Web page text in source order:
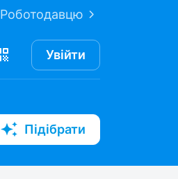
Роботодавцю
Увійти
Підібрати